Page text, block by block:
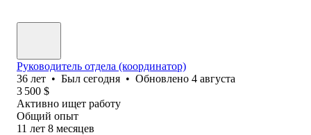
Руководитель отдела (координатор)
36 лет • Был сегодня • Обновлено 4 августа
3 500 $
Активно ищет работу
Общий опыт
11 лет 8 месяцев